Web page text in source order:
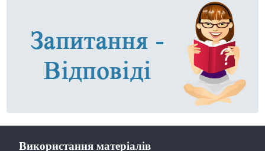
Використання матеріалів